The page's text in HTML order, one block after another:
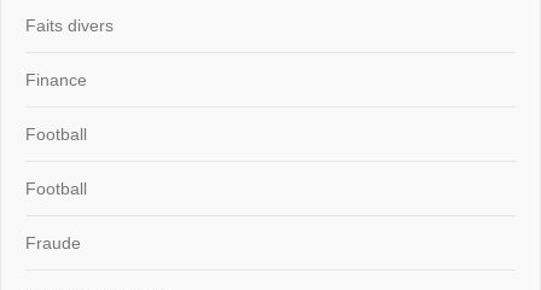
Faits divers
Finance
Football
Football
Fraude